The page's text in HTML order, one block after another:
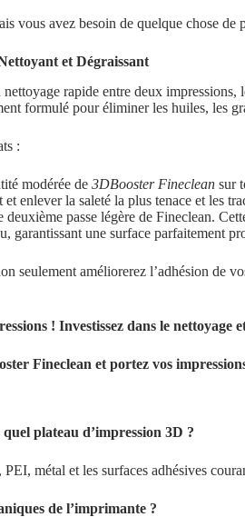
vous avez besoin de quelque chose de
et Dégraissant
rapide entre deux impressions,
formulé pour éliminer les huiles, les
:
modérée de 3DBooster Fineclean sur
enlever la saleté la plus tenace et les
passe légère de Fineclean.
garantissant une surface parfaitement
seulement améliorerez l’adhésion de
! Investissez dans le nettoyage
Fineclean et portez vos
plateau d’impression 3D ?
métal et les surfaces adhésives
de l’imprimante ?